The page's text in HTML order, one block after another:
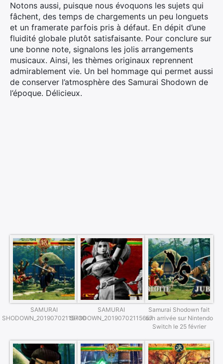
Notons aussi, puisque nous évoquons les sujets qui
fâchent, des temps de chargements un peu longuets
et un framerate parfois pris à défaut. En dépit d’une
fluidité globale plutôt satisfaisante. Pour conclure sur
une bonne note, signalons les jolis arrangements
musicaux. Ainsi, les thèmes originaux reprennent
admirablement vie. Un bel hommage qui permet aussi
de conserver l’atmosphère des Samurai Shodown de
l’époque. Délicieux.
SAMURAI
SHODOWN_20190702115730
SAMURAI
SHODOWN_20190702115657
Samurai Shodown fait
son arrivée sur Nintendo
Switch le 25 février